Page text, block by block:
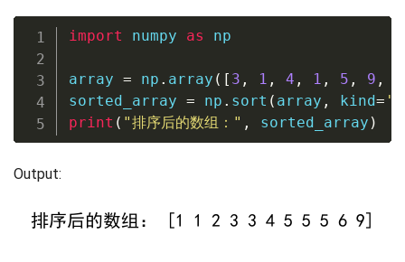
import numpy as np
array = np . array ( [ 3 , 1 , 4 , 1 , 5 , 9 ,
sorted_array = np . sort ( array , kind=
print ( "排序后的数组：" , sorted_array )
Output: